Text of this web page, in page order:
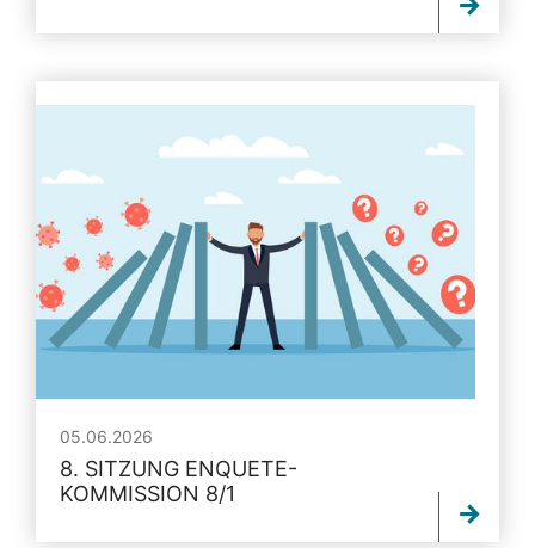
05.06.2026
8. SITZUNG ENQUETE-
KOMMISSION 8/1